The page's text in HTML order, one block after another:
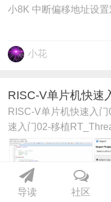
小8K 中断偏移地址设置
小花
RISC-V单片机快速
RISC-V单片机快速入
速入门02-移植
导读 社区